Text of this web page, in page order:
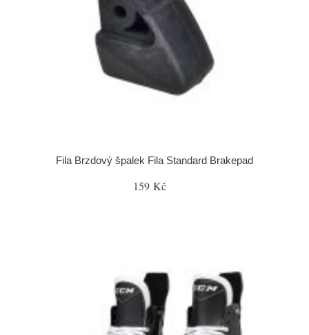
Fila Brzdový špalek Fila Standard Brakepad
159 Kč